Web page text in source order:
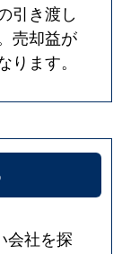
引き渡し
売却益が
ます。
会社を探